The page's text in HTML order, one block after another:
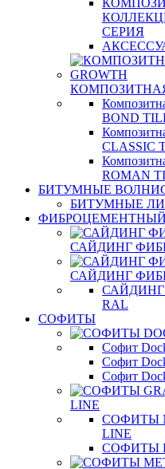
СЕРИЯ
КОМПОЗИТНАЯ
BOND
CLASSIC
ROMAN
БИТУМНЫЕ
БИТУМНЫЕ
САЙДИНГ
САЙДИНГ
RAL
СОФИТЫ
Софит
Софит
Софит
LINE
СОФИТЫ
LINE
СОФИТЫ